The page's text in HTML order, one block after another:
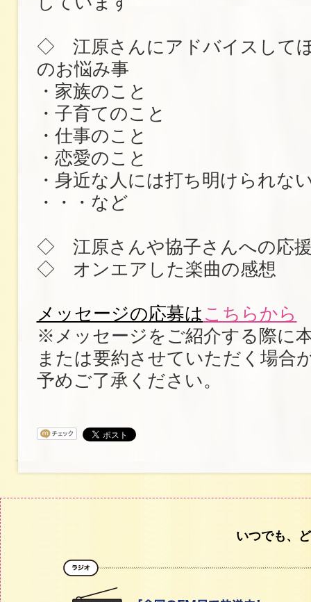
◇ 江原さんにアドバイスして
のお悩み事
・家族のこと
・子育てのこと
・仕事のこと
・恋愛のこと
・身近な人には打ち明けられな
・・・など
◇ 江原さんや協子さんへの応
◇ オンエアした楽曲の感想
メッセージの応募は こちらから
※メッセージをご紹介する際に
または要約させていただく場合
予めご了承ください。
いつでも、